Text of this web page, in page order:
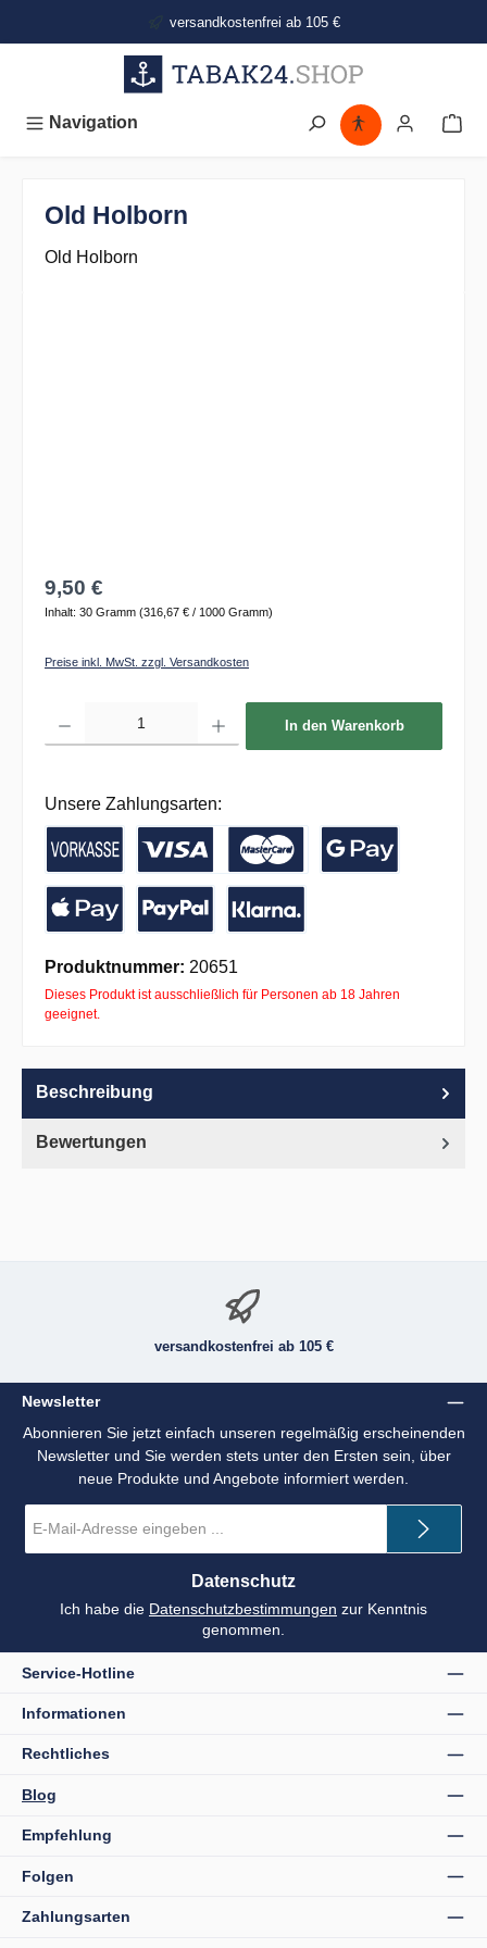
versandkostenfrei ab 105 €
Navigation
Old Holborn
Old Holborn
9,50 €
Inhalt: 30 Gramm (316,67 € / 1000 Gramm)
Preise inkl. MwSt. zzgl. Versandkosten
In den Warenkorb
Unsere Zahlungsarten:
Vorkasse / Banküberweisung
Kreditkarte
Produktnummer: 20651
Dieses Produkt ist ausschließlich für Personen ab 18 Jahren
geeignet.
Beschreibung
Bewertungen
versandkostenfrei ab 105 €
Newsletter
Abonnieren Sie jetzt einfach unseren regelmäßig erscheinenden
Newsletter und Sie werden stets unter den Ersten sein, über
neue Produkte und Angebote informiert werden.
Mail-
*
Datenschutz
Ich habe die Datenschutzbestimmungen zur Kenntnis
genommen.
Service-Hotline
Informationen
Rechtliches
Blog
Empfehlung
Folgen
Zahlungsarten